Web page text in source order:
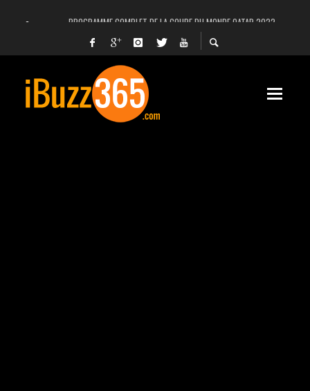
PROGRAMME COMPLET DE LA COUPE DU MONDE QATAR 2022
FACEBOOK, INSTAGRAM ET WHATSAPP HORS SERVICE! EST-CE UNE CYBER-
UNE VIDÉO 4K MONTRE LA PLANÈTE MARS EN ULTRA-HAUTE DÉFINITION
LANCEMENT DU PREMIER VOL HABITÉ DE SPACEX
DÉCÈS DE L’EX-PRÉSIDENT ZINE EL ABIDINE BEN ALI, SERA-T-IL ENTERRÉ EN